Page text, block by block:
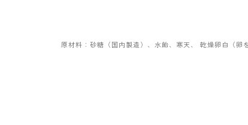
原材料：砂糖（国内製造）、水飴、寒天、 乾燥卵白（卵